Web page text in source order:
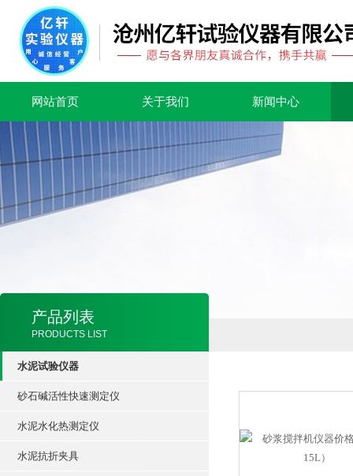
网站首页 关于我们 新闻中心
产品列表
PRODUCTS LIST
水泥试验仪器
砂石碱活性快速测定仪
水泥水化热测定仪
水泥抗折夹具